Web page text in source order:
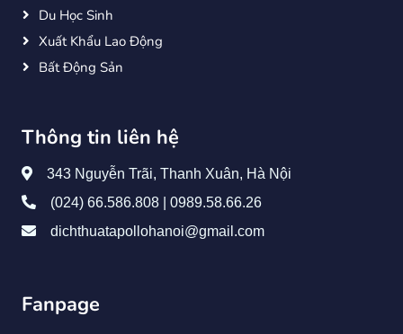
Du Học Sinh
Xuất Khẩu Lao Động
Bất Động Sản
Thông tin liên hệ
343 Nguyễn Trãi, Thanh Xuân, Hà Nội
(024) 66.586.808 | 0989.58.66.26
dichthuatapollohanoi@gmail.com
Fanpage